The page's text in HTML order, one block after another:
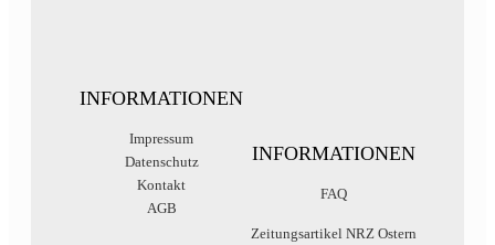
INFORMATIONEN
Impressum
Datenschutz
Kontakt
AGB
INFORMATIONEN
FAQ
Zeitungsartikel NRZ Ostern